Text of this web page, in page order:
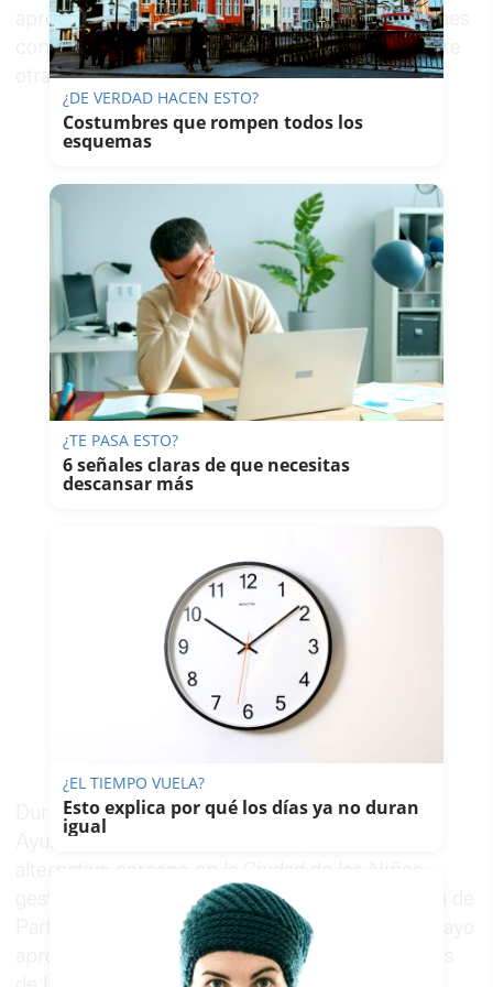
aprovechar para dejar toda la zona en condiciones
con su acerado, alumbrado LED y asfaltado, entre
otras actuaciones", subrayó la regidora.
Durante el tiempo que duren las obras, el
Ayuntamiento ha habilitado un aparcamiento
gestionado con la colaboración de la delegación de
Participación Ciudadana. Asimismo, García-Pelayo
aprovechó el acto para repartir entre los vecinos
¿DE VERDAD HACEN ESTO?
Costumbres que rompen todos los
esquemas
¿TE PASA ESTO?
6 señales claras de que necesitas
descansar más
¿EL TIEMPO VUELA?
Esto explica por qué los días ya no duran
igual